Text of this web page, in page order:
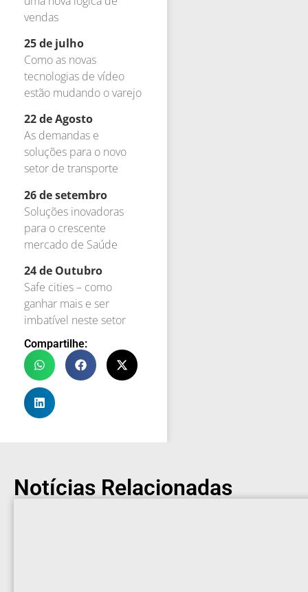
vendas
25 de julho
Como as novas
tecnologias de vídeo
estão mudando o varejo
22 de Agosto
As demandas e
soluções para o novo
setor de transporte
26 de setembro
Soluções inovadoras
para o crescente
mercado de Saúde
24 de Outubro
Safe cities – como
ganhar mais e ser
imbatível neste setor
Compartilhe:
Notícias Relacionadas